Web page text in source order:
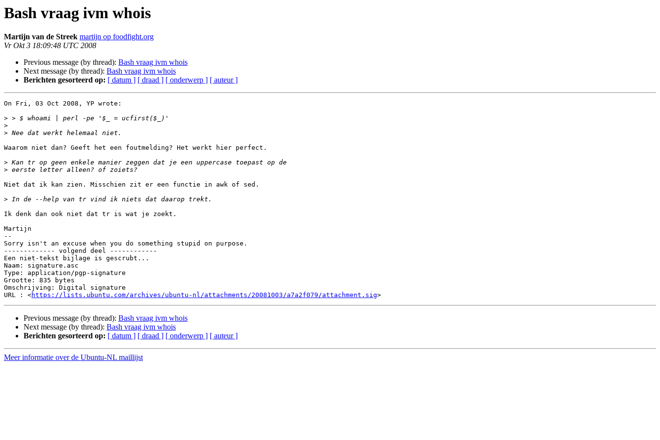
Bash vraag ivm whois
Martijn van de Streek martijn op foodfight.org
Vr Okt 3 18:09:48 UTC 2008
Previous message (by thread): Bash vraag ivm whois
Next message (by thread): Bash vraag ivm whois
Berichten gesorteerd op: [ datum ] [ draad ] [ onderwerp ] [ auteur ]
On Fri, 03 Oct 2008, YP wrote:
>
>
>
Waarom niet dan? Geeft het een foutmelding? Het werkt hier perfect.
>
>
Niet dat ik kan zien. Misschien zit er een functie in awk of sed.
>
Ik denk dan ook niet dat tr is wat je zoekt.
Martijn
--
Sorry isn't an excuse when you do something stupid on purpose.
------------- volgend deel ------------
Een niet-tekst bijlage is gescrubt...
Naam: signature.asc
Type: application/pgp-signature
Grootte: 835 bytes
Omschrijving: Digital signature
URL : <https://lists.ubuntu.com/archives/ubuntu-nl/attachments/20081003/a7a2f079/attachment.sig
Previous message (by thread): Bash vraag ivm whois
Next message (by thread): Bash vraag ivm whois
Berichten gesorteerd op: [ datum ] [ draad ] [ onderwerp ] [ auteur ]
Meer informatie over de Ubuntu-NL maillijst